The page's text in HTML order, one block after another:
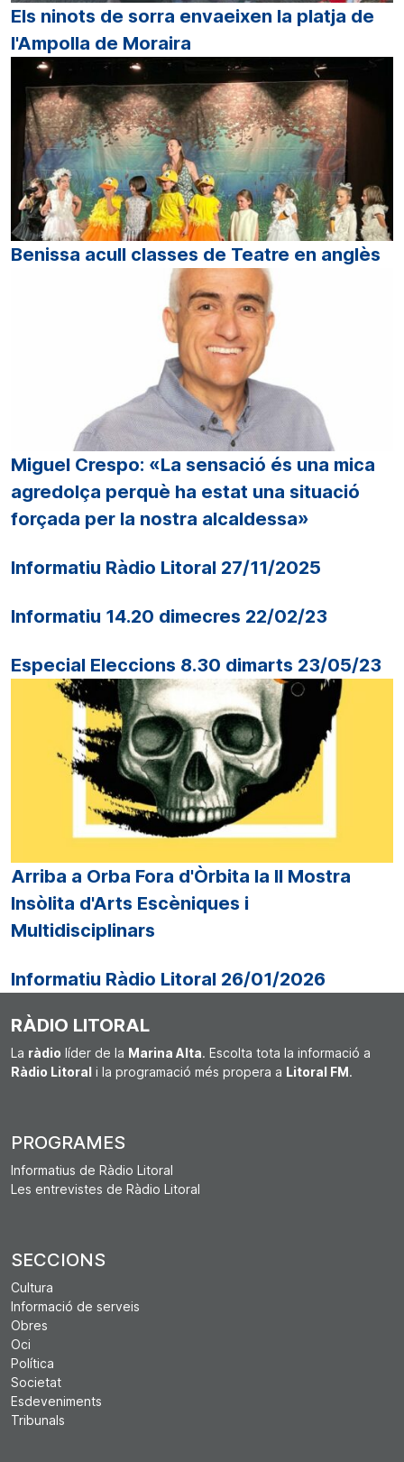
Els ninots de sorra envaeixen la platja de
l'Ampolla de Moraira
Benissa acull classes de Teatre en anglès
Miguel Crespo: «La sensació és una mica
agredolça perquè ha estat una situació
forçada per la nostra alcaldessa»
Informatiu Ràdio Litoral 27/11/2025
Informatiu 14.20 dimecres 22/02/23
Especial Eleccions 8.30 dimarts 23/05/23
Arriba a Orba Fora d'Òrbita la II Mostra
Insòlita d'Arts Escèniques i
Multidisciplinars
Informatiu Ràdio Litoral 26/01/2026
RÀDIO LITORAL
La ràdio líder de la Marina Alta. Escolta tota la informació a
Ràdio Litoral i la programació més propera a Litoral FM.
PROGRAMES
Informatius de Ràdio Litoral
Les entrevistes de Ràdio Litoral
SECCIONS
Cultura
Informació de serveis
Obres
Oci
Política
Societat
Esdeveniments
Tribunals